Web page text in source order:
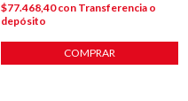
$77.468,40con Transferencia o
depósito
COMPRAR